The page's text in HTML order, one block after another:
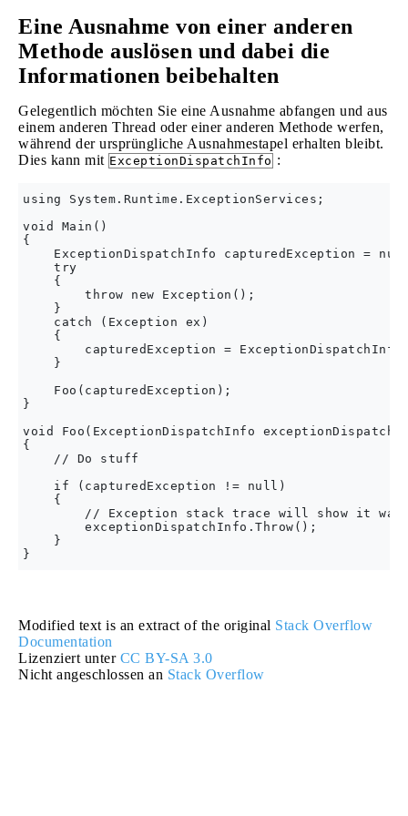
Eine Ausnahme von einer anderen
Methode auslösen und dabei die
Informationen beibehalten
Gelegentlich möchten Sie eine Ausnahme abfangen und aus
einem anderen Thread oder einer anderen Methode werfen,
während der ursprüngliche Ausnahmestapel erhalten bleibt.
Dies kann mit ExceptionDispatchInfo :
using System.Runtime.ExceptionServices;
void Main()
{
ExceptionDispatchInfo capturedException =
    try
    {
        throw new Exception();
    }
    catch (Exception ex)
    {
capturedException =
    }
    Foo(capturedException);
}
void Foo(ExceptionDispatchInfo
{
    // Do stuff
    if (capturedException != null)
    {
// Exception stack trace will show it
        exceptionDispatchInfo.Throw();
    }
Modified text is an extract of the original Stack Overflow
Documentation
Lizenziert unter CC BY-SA 3.0
Nicht angeschlossen an Stack Overflow